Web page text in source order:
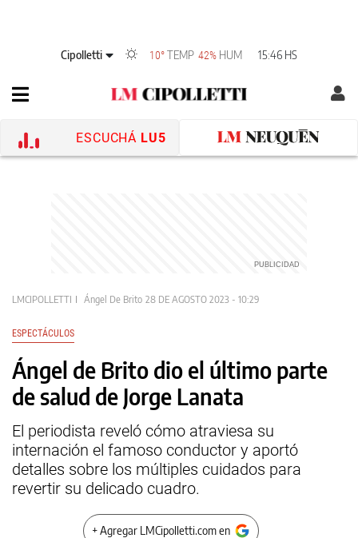
Cipolletti 10°TEMP 42% HUM 15:46 HS
ESCUCHÁ LU5
LMCIPOLLETTI Ángel De Brito 28 DE AGOSTO 2023 - 10:29
ESPECTÁCULOS
Ángel de Brito dio el último parte
de salud de Jorge Lanata
El periodista reveló cómo atraviesa su
internación el famoso conductor y aportó
detalles sobre los múltiples cuidados para
revertir su delicado cuadro.
+ Agregar LMCipolletti.com en